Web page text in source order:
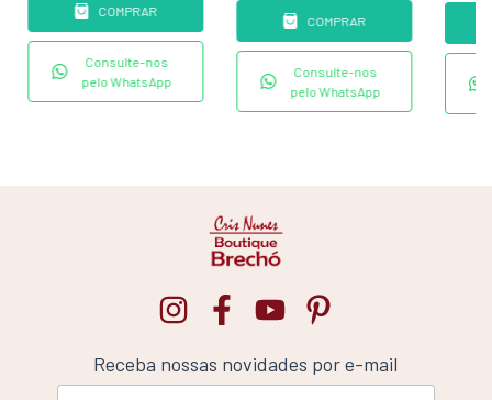
COMPRAR
Consulte-nos
pelo WhatsApp
COMPRAR
Consulte-nos
pelo WhatsApp
Receba nossas novidades por e-mail